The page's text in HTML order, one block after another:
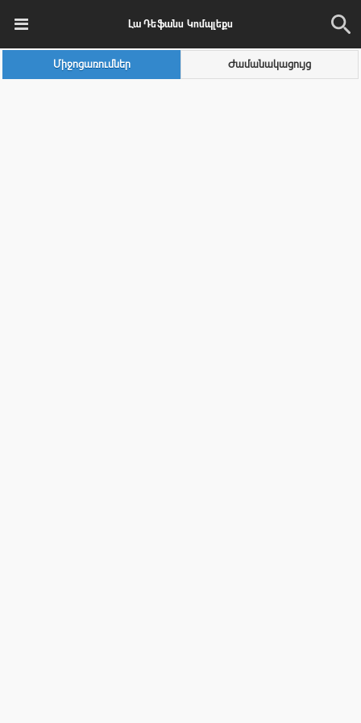
Լա Դեֆանս Կոմպլեքս
Միջոցառումներ Ժամանակացույց